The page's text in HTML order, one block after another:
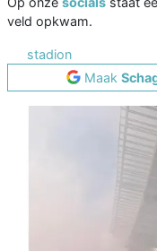
veld opkwam.
stadion
Maak